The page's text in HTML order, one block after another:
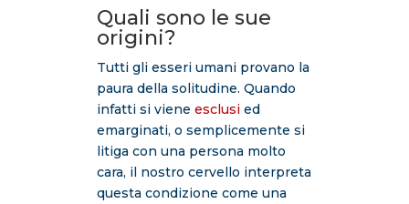
Quali sono le sue
origini?
Tutti gli esseri umani provano la
paura della solitudine. Quando
infatti si viene esclusied
emarginati, o semplicemente si
litiga con una persona molto
cara, il nostro cervello interpreta
questa condizione come una